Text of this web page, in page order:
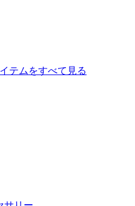
テムをすべて見る